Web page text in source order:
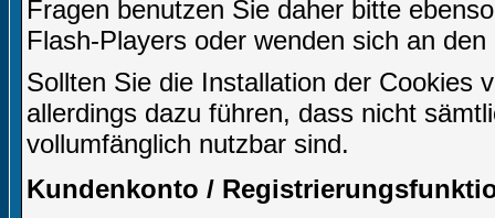
Fragen benutzen Sie daher bitte
Flash-Players oder wenden sich an
Sollten Sie die Installation der Cookies
allerdings dazu führen, dass nicht
vollumfänglich nutzbar sind.
Kundenkonto /